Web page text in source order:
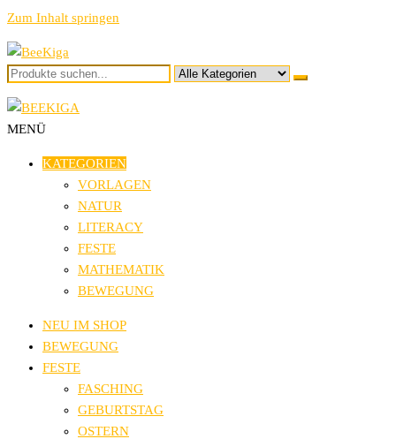
Zum Inhalt springen
BeeKiga
Ideen und Vorlagen für den Kindergarten
MENÜ
KATEGORIEN
VORLAGEN
NATUR
LITERACY
FESTE
MATHEMATIK
BEWEGUNG
NEU IM SHOP
BEWEGUNG
FESTE
FASCHING
GEBURTSTAG
OSTERN